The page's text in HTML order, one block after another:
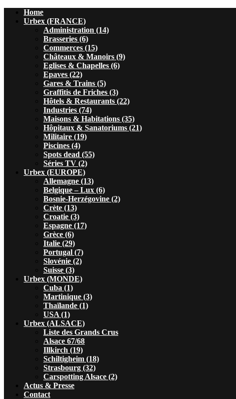
Home
Urbex (FRANCE)
Administration (14)
Brasseries (6)
Commerces (15)
Châteaux & Manoirs (9)
Eglises & Chapelles (6)
Epaves (22)
Gares & Trains (5)
Graffitis de Friches (3)
Hôtels & Restaurants (22)
Industries (74)
Maisons & Habitations (35)
Hôpitaux & Sanatoriums (21)
Militaire (19)
Piscines (4)
Spots dead (55)
Séries TV (2)
Urbex (EUROPE)
Allemagne (13)
Belgique – Lux (6)
Bosnie-Herzégovine (2)
Crète (13)
Croatie (3)
Espagne (17)
Grèce (6)
Italie (29)
Portugal (7)
Slovénie (2)
Suisse (3)
Urbex (MONDE)
Cuba (1)
Martinique (3)
Thaïlande (1)
USA (1)
Urbex (ALSACE)
Liste des Grands Crus
Alsace 67/68
Illkirch (19)
Schiltigheim (18)
Strasbourg (32)
Carspotting Alsace (2)
Actus & Presse
Contact